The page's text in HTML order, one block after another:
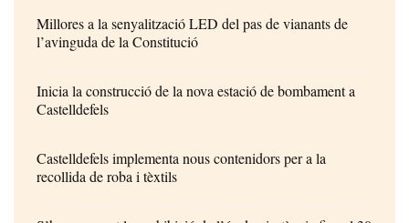
Millores a la senyalització LED del pas de vianants de
l’avinguda de la Constitució
Inicia la construcció de la nova estació de bombament a
Castelldefels
Castelldefels implementa nous contenidors per a la
recollida de roba i tèxtils